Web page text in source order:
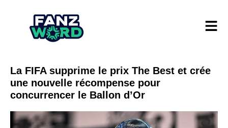
La FIFA supprime le prix The Best et crée
une nouvelle récompense pour
concurrencer le Ballon d’Or